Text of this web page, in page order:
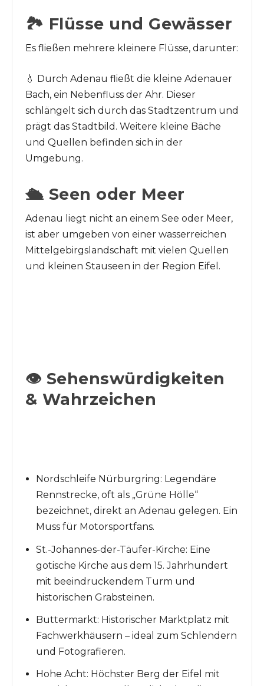
🏞️ Flüsse und Gewässer
Es fließen mehrere kleinere Flüsse, darunter:
💧 Durch Adenau fließt die kleine Adenauer
Bach, ein Nebenfluss der Ahr. Dieser
schlängelt sich durch das Stadtzentrum und
prägt das Stadtbild. Weitere kleine Bäche
und Quellen befinden sich in der
Umgebung.
🛳️ Seen oder Meer
Adenau liegt nicht an einem See oder Meer,
ist aber umgeben von einer wasserreichen
Mittelgebirgslandschaft mit vielen Quellen
und kleinen Stauseen in der Region Eifel.
👁️ Sehenswürdigkeiten
& Wahrzeichen
Nordschleife Nürburgring: Legendäre
Rennstrecke, oft als „Grüne Hölle“
bezeichnet, direkt an Adenau gelegen. Ein
Muss für Motorsportfans.
St.-Johannes-der-Täufer-Kirche: Eine
gotische Kirche aus dem 15. Jahrhundert
mit beeindruckendem Turm und
historischen Grabsteinen.
Buttermarkt: Historischer Marktplatz mit
Fachwerkhäusern – ideal zum Schlendern
und Fotografieren.
Hohe Acht: Höchster Berg der Eifel mit